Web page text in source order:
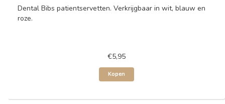
Dental Bibs patientservetten. Verkrijgbaar in wit, blauw en
roze.
€5,95
Kopen